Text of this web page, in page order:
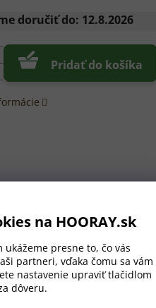
na HOORAY.sk
presne to, čo vás
partneri, vďaka čomu sa vám
nastavenie upraviť tlačidlom
dôveru.
doručiť do: 12.8.2026
Pridať do košíka